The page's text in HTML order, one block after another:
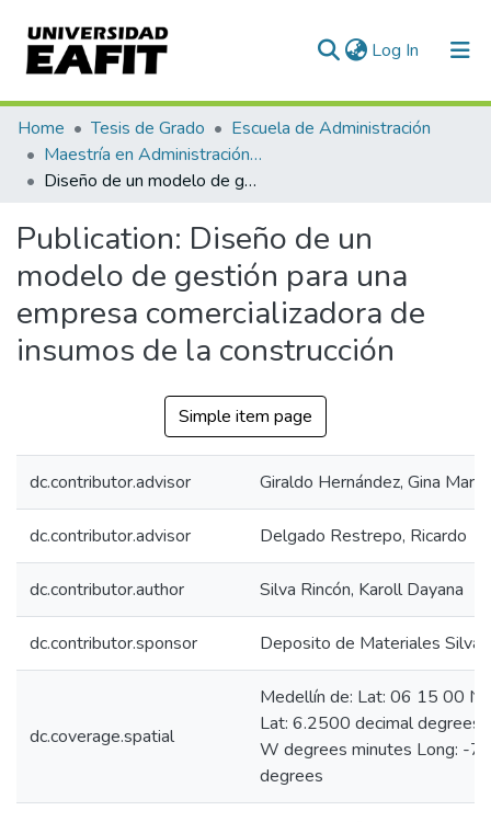
Log In (current)
Communities & Collections
All of DSpace
Home Tesis de Grado
Escuela de Administración
Maestría en Administración - MBA (tesis)
Diseño de un modelo de gestión para una empresa comercializadora de insumos de la construcción
Publication: Diseño de un
modelo de gestión para una
empresa comercializadora de
insumos de la construcción
Simple item page
dc.contributor.advisor Giraldo Hernández, Gina María
dc.contributor.advisor Delgado Restrepo, Ricardo
dc.contributor.author Silva Rincón, Karoll Dayana
dc.contributor.sponsor Deposito de Materiales Silva
dc.coverage.spatial
Medellín de: Lat: 06 15 00 N
Lat: 6.2500 decimal
W degrees minutes Long: -
degrees